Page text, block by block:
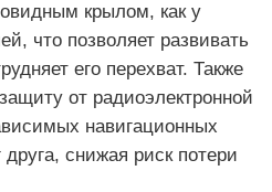
крылом, как у
что позволяет развивать
его перехват. Также
от радиоэлектронной
навигационных
друга, снижая риск потери